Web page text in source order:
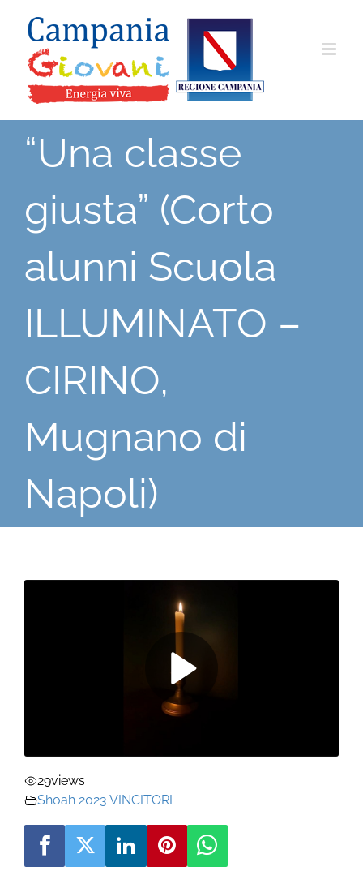
contenuto
“Una classe
giusta” (Corto
alunni Scuola
ILLUMINATO –
CIRINO,
Mugnano di
Napoli)
29views
Shoah 2023 VINCITORI